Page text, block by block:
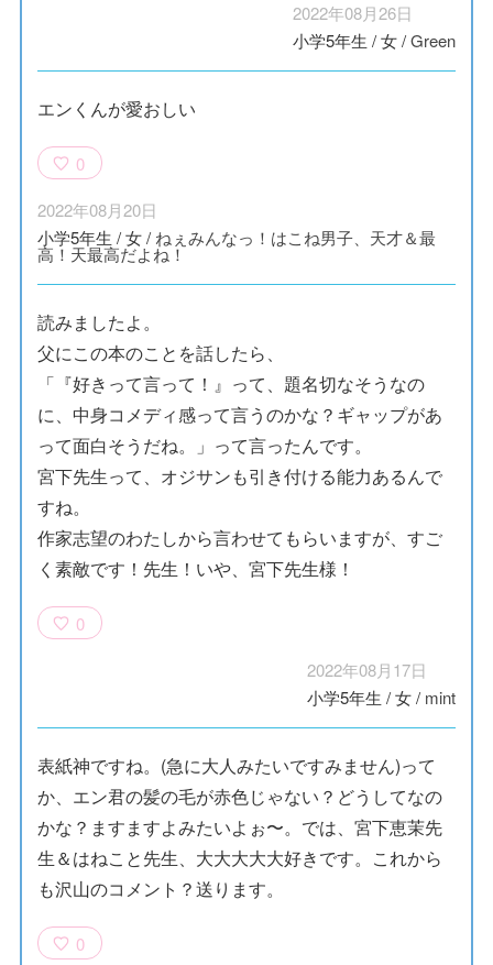
2022年08月26日
小学5年生 /女/Green
エンくんが愛おしい
0
2022年08月20日
小学5年生 /女/ ねぇみんなっ！はこね男子、天才＆最
高！天最高だよね！
読みましたよ。
父にこの本のことを話したら、
「『好きって言って！』って、題名切なそうなの
に、中身コメディ感って言うのかな？ギャップがあ
って面白そうだね。」って言ったんです。
宮下先生って、オジサンも引き付ける能力あるんで
すね。
作家志望のわたしから言わせてもらいますが、すご
く素敵です！先生！いや、宮下先生様！
0
2022年08月17日
小学5年生 /女/ mint
表紙神ですね。(急に大人みたいですみません)って
か、エン君の髪の毛が赤色じゃない？どうしてなの
かな？ますますよみたいよぉ〜。では、宮下恵茉先
生＆はねこと先生、大大大大大好きです。これから
も沢山のコメント？送ります。
0